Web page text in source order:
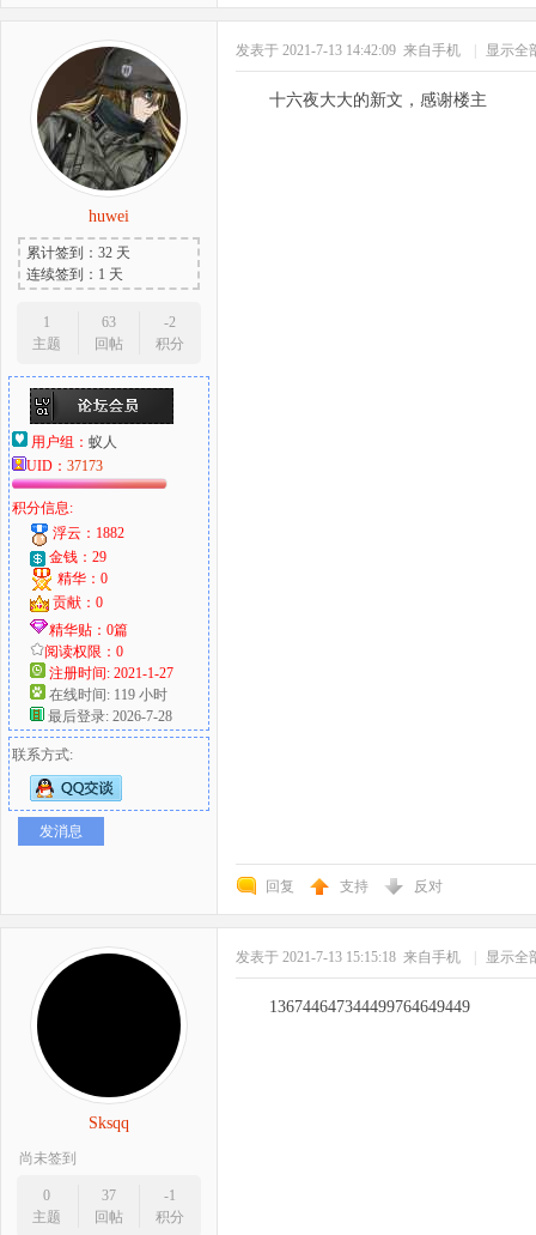
huwei
累计签到：32 天
连续签到：1 天
1
主题
63
回帖
-2
积分
用户组： 蚁人
UID： 37173
积分信息:
浮云：1882
金钱：29
精华：0
贡献：0
精华贴：0篇
阅读权限：0
注册时间: 2021-1-27
在线时间: 119 小时
最后登录: 2026-7-28
联系方式:
发消息
发表于 2021-7-13 14:42:09 来自手机 显示全
十六夜大大的新文，感谢楼主
回复 支持 反对
Sksqq
尚未签到
0
主题
37
回帖
-1
积分
发表于 2021-7-13 15:15:18 来自手机 显示全
136744647344499764649449